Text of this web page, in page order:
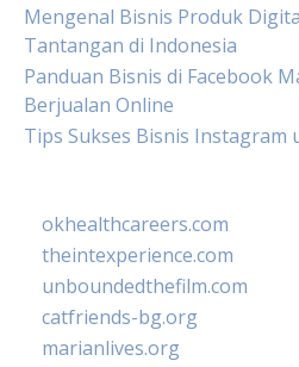
Mengenal Bisnis Produk
Tantangan di Indonesia
Panduan Bisnis di Facebook
Berjualan Online
Tips Sukses Bisnis Instagram
okhealthcareers.com
theintexperience.com
unboundedthefilm.com
catfriends-bg.org
marianlives.org